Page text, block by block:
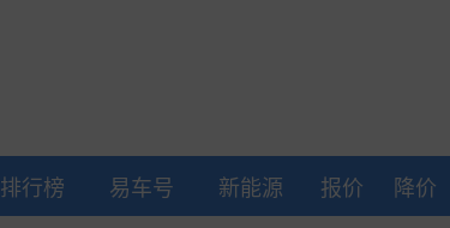
排行榜 易车号 新能源 报价 降价